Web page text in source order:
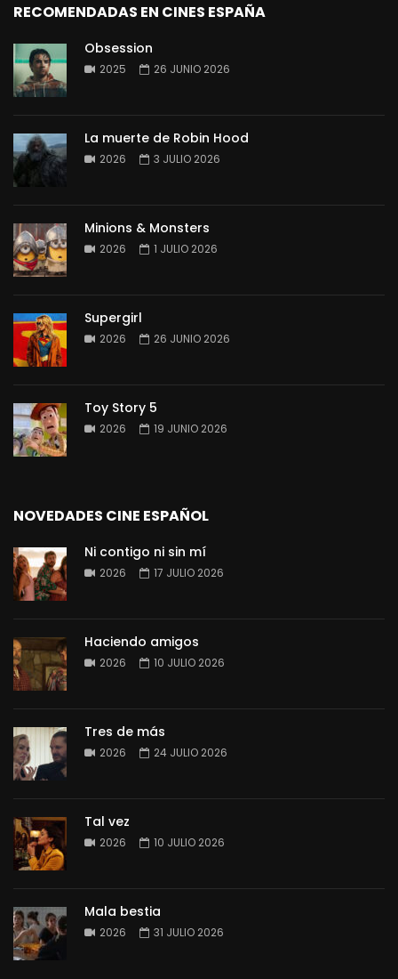
RECOMENDADAS EN CINES ESPAÑA
Obsession
2025 26 JUNIO 2026
La muerte de Robin Hood
2026 3 JULIO 2026
Minions & Monsters
2026 1 JULIO 2026
Supergirl
2026 26 JUNIO 2026
Toy Story 5
2026 19 JUNIO 2026
NOVEDADES CINE ESPAÑOL
Ni contigo ni sin mí
2026 17 JULIO 2026
Haciendo amigos
2026 10 JULIO 2026
Tres de más
2026 24 JULIO 2026
Tal vez
2026 10 JULIO 2026
Mala bestia
2026 31 JULIO 2026